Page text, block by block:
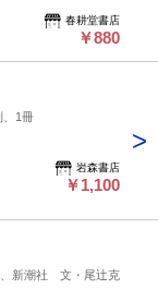
春耕堂書店
￥880
、1冊
岩森書店
￥1,100
新潮社 文・尾辻克